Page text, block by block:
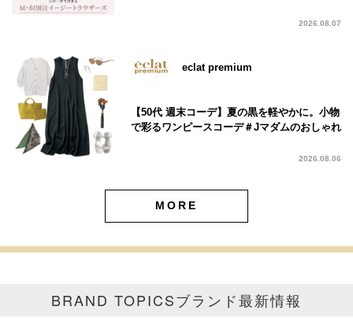
2026.08.07
eclat premium
【50代 週末コーデ】夏の黒を軽やかに。小物
で彩るワンピースコーデ＃Jマダムのおしゃれ
2026.08.06
MORE
BRAND TOPICSブランド最新情報